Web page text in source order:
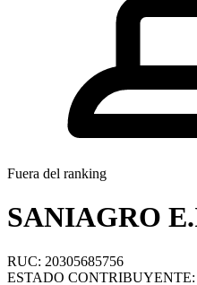
Fuera del ranking
SANIAGRO
RUC: 20305685756
ESTADO